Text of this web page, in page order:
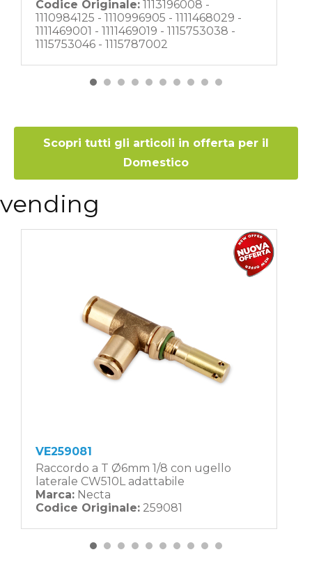
Codice Originale: 1113196008 -
1110984125 - 1110996905 - 1111468029 -
1111469001 - 1111469019 - 1115753038 -
1115753046 - 1115787002
Scopri tutti gli articoli in offerta per il
Domestico
vending
VE259081
Raccordo a T Ø6mm 1/8 con ugello
laterale CW510L adattabile
Marca: Necta
Codice Originale: 259081